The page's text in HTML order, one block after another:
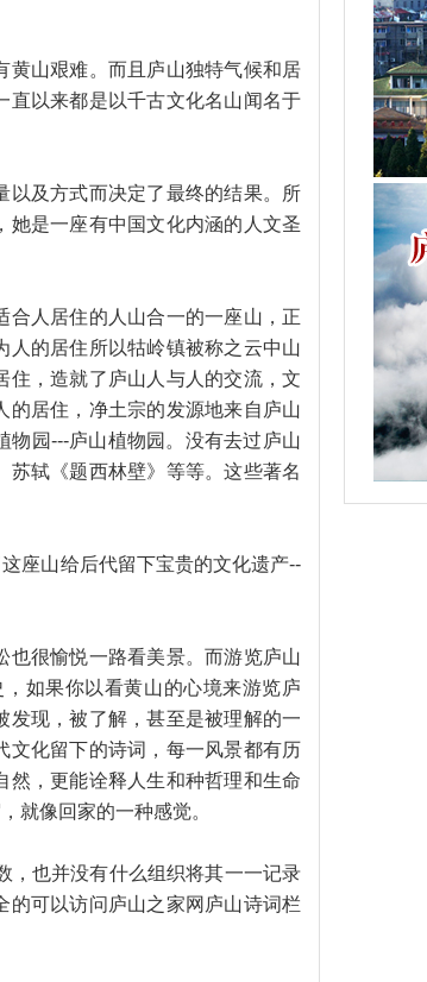
黄山艰难。而且庐山独特气候和居
直以来都是以千古文化名山闻名于
以及方式而决定了最终的结果。所
她是一座有中国文化内涵的人文圣
合人居住的人山合一的一座山，正
人的居住所以牯岭镇被称之云中山
住，造就了庐山人与人的交流，文
的居住，净土宗的发源地来自庐山
物园---庐山植物园。没有去过庐山
轼《题西林壁》等等。这些著名
座山给后代留下宝贵的文化遗产--
也很愉悦一路看美景。而游览庐山
如果你以看黄山的心境来游览庐
发现，被了解，甚至是被理解的一
文化留下的诗词，每一风景都有历
然，更能诠释人生和种哲理和生命
就像回家的一种感觉。
，也并没有什么组织将其一一记录
的可以访问庐山之家网庐山诗词栏